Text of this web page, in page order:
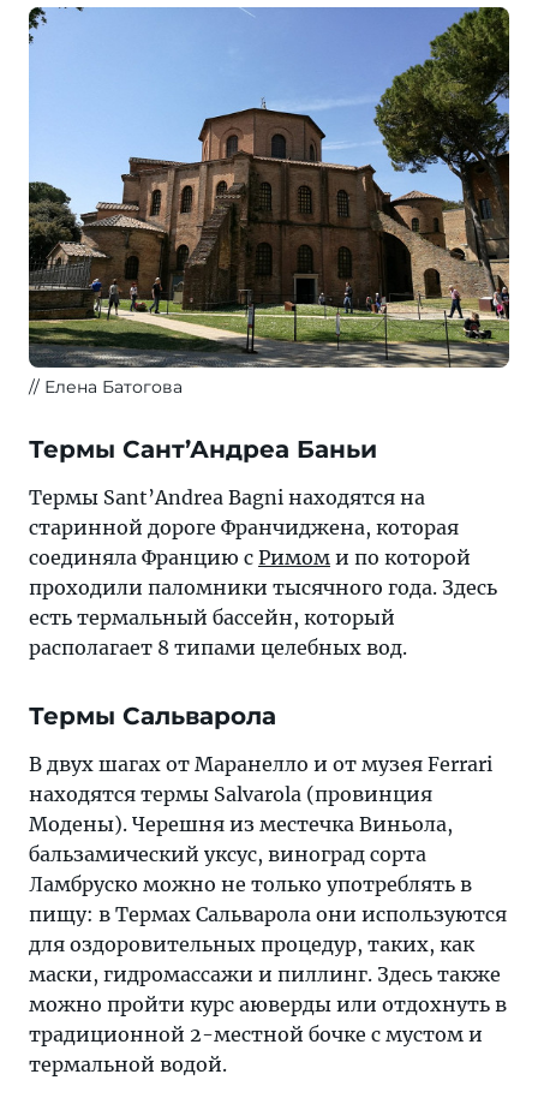
Елена Батогова
Термы Сант’Андреа Баньи
Термы Sant’Andrea Bagni находятся на
старинной дороге Франчиджена, которая
соединяла Францию с Римом и по которой
проходили паломники тысячного года. Здесь
есть термальный бассейн, который
располагает 8 типами целебных вод.
Термы Сальварола
В двух шагах от Маранелло и от музея Ferrari
находятся термы Salvarola (провинция
Модены). Черешня из местечка Виньола,
бальзамический уксус, виноград сорта
Ламбруско можно не только употреблять в
пищу: в Термах Сальварола они используются
для оздоровительных процедур, таких, как
маски, гидромассажи и пиллинг. Здесь также
можно пройти курс аюверды или отдохнуть в
традиционной 2-местной бочке с мустом и
термальной водой.